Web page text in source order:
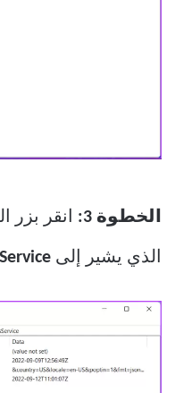
الخطوة 3: انقر بزر
الذي يشير إلى